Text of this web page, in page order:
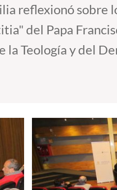
reflexionó sobre
del Papa
Teología y del